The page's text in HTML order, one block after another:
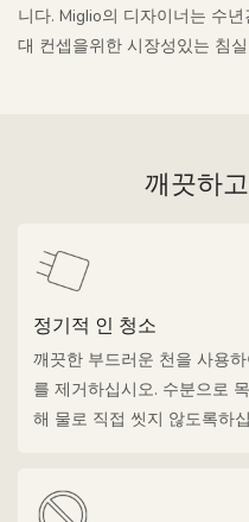
니다. Miglio의 디자이너는 수
대 컨셉을위한 시장성있는 침
깨끗하
정기적 인 청소
깨끗한 부드러운 천을 사용
를 제거하십시오. 수분으로
해 물로 직접 씻지 않도록하